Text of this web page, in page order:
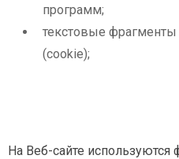
программ;
текстовые
(cookie);
На Веб-сайте используются